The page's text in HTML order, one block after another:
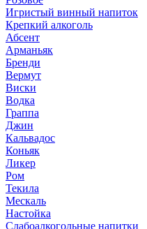
Игристый винный напиток
Крепкий алкоголь
Абсент
Арманьяк
Бренди
Вермут
Виски
Водка
Граппа
Джин
Кальвадос
Коньяк
Ликер
Ром
Текила
Мескаль
Настойка
Слабоалкогольные напитки